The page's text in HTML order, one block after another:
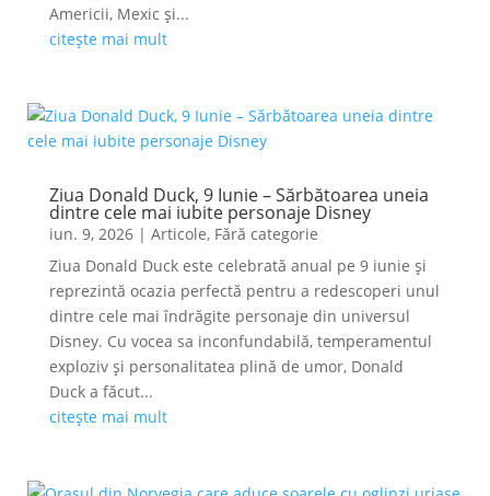
Americii, Mexic și...
citește mai mult
Ziua Donald Duck, 9 Iunie – Sărbătoarea uneia
dintre cele mai iubite personaje Disney
iun. 9, 2026| Articole, Fără categorie
Ziua Donald Duck este celebrată anual pe 9 iunie și
reprezintă ocazia perfectă pentru a redescoperi unul
dintre cele mai îndrăgite personaje din universul
Disney. Cu vocea sa inconfundabilă, temperamentul
exploziv și personalitatea plină de umor, Donald
Duck a făcut...
citește mai mult